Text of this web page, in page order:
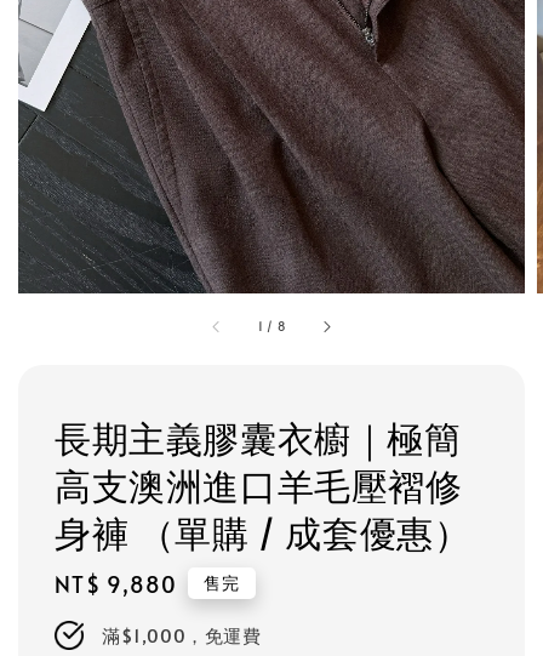
1 / 8
長期主義膠囊衣櫥｜極簡
高支澳洲進口羊毛壓褶修
身褲 （單購 / 成套優惠）
Regular
price
NT$ 9,880 售完
滿$1,000，免運費